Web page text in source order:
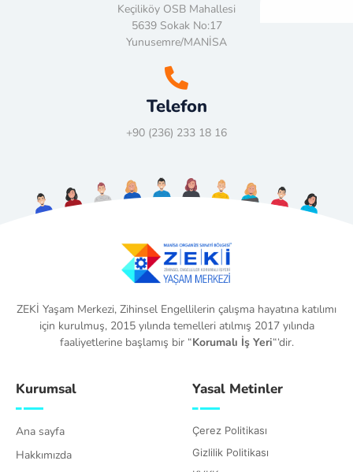
Keçiliköy OSB Mahallesi
5639 Sokak No:17
Yunusemre/MANİSA
Telefon
+90 (236) 233 18 16
ZEKİ Yaşam Merkezi, Zihinsel Engellilerin çalışma hayatına katılımı
için kurulmuş, 2015 yılında temelleri atılmış 2017 yılında
faaliyetlerine başlamış bir “Korumalı İş Yeri“‘dir.
Kurumsal
Ana sayfa
Hakkımızda
Yasal Metinler
Çerez Politikası
Gizlilik Politikası